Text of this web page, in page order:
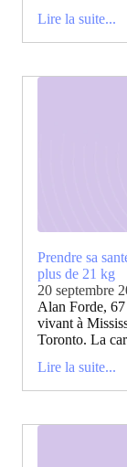
Lire la suite...
Prendre sa
plus de 21 kg
20 septembre
Alan Forde, 67
vivant à
Toronto. La
Lire la suite...